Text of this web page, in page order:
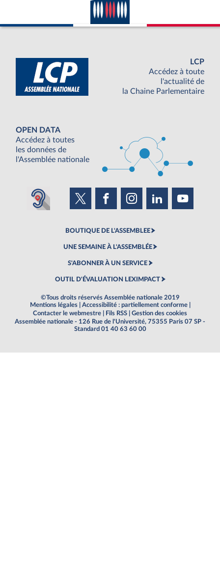
LCP
Accédez à toute
l'actualité de
la Chaine Parlementaire
OPEN DATA
Accédez à toutes
les données de
l'Assemblée nationale
BOUTIQUE DE L'ASSEMBLEE
UNE SEMAINE À L'ASSEMBLÉE
S'ABONNER À UN SERVICE
OUTIL D'ÉVALUATION LEXIMPACT
©Tous droits réservés Assemblée nationale 2019
Mentions légales
Accessibilité : partiellement conforme
Contacter le webmestre
Fils RSS
Gestion des cookies
Assemblée nationale - 126 Rue de l'Université, 75355 Paris 07 SP -
Standard 01 40 63 60 00